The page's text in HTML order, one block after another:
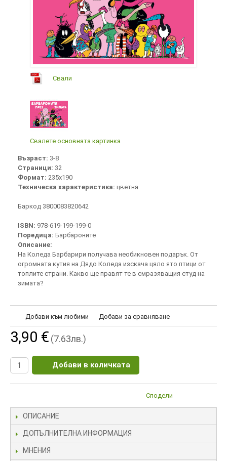
Свали
Свалете основната картинка
Възраст: 3-8
Страници: 32
Формат: 235х190
Техническа характеристика: цветна
Баркод 3800083820642
ISBN: 978-619-199-199-0
Поредица: Барбароните
Описание:
На Коледа Барбарири получава необикновен подарък. От
огромната кутия на Дядо Коледа изскача цяло ято птици от
топлите страни. Какво ще правят те в смразяващия студ на
зимата?
Добави към любими Добави за сравняване
3,90 € (7.63лв.)
Добави в количката
Сподели
ОПИСАНИЕ
ДОПЪЛНИТЕЛНА ИНФОРМАЦИЯ
МНЕНИЯ